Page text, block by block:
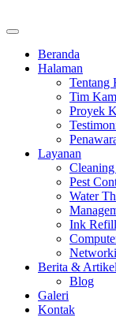
Beranda
Halaman
Tentang
Tim
Proyek
Layanan
Pest
Water
Ink
Berita & Artikel
Blog
Galeri
Kontak